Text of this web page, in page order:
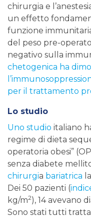
chirurgia e
un effetto
funzione
del peso pre-
negativo sulla
chetogenica ha
per il trattamento
Lo studio
Uno studio italiano
regime di dieta
operatoria obesi”
senza diabete
chirurgia bariatrica
Dei 50 pazienti (
kg/m2), 14 avevano
Sono stati tutti